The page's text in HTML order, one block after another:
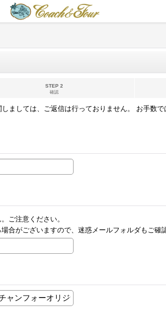
STEP 2
確認
ましては、ご返信は行っておりません。 お手数
ご注意ください。
合がございますので、迷惑メールフォルダもご確